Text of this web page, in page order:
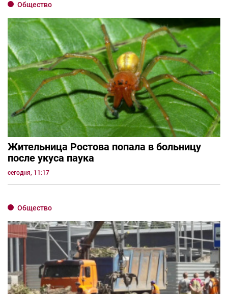
Общество
Жительница Ростова попала в больницу
после укуса паука
сегодня, 11:17
Общество